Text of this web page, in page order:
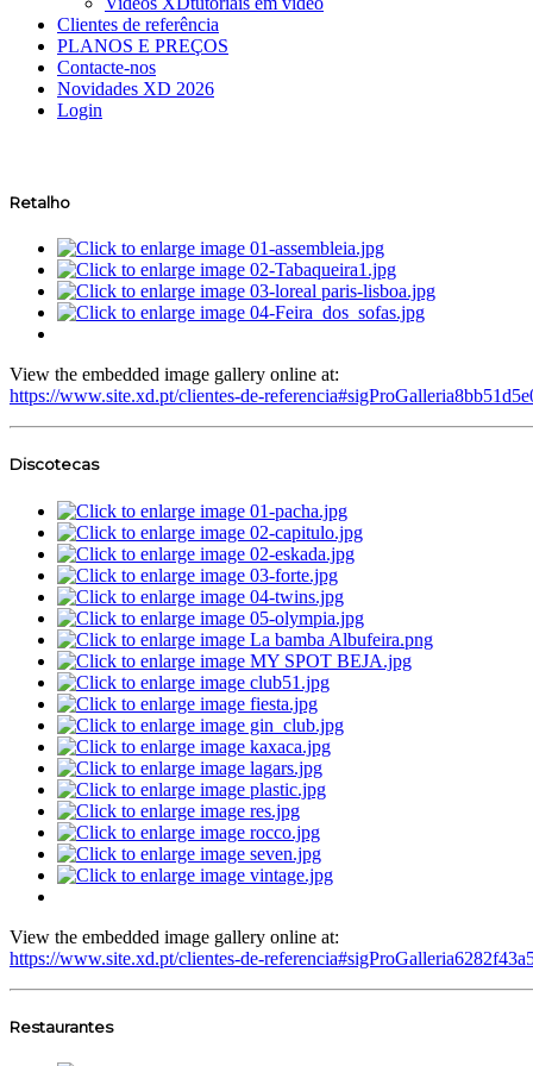
Clientes de referência
PLANOS E PREÇOS
Contacte-nos
Novidades XD 2026
Login
Retalho
View the embedded image gallery online at:
https://www.site.xd.pt/clientes-de-
Discotecas
View the embedded image gallery online at:
https://www.site.xd.pt/clientes-de-
Restaurantes